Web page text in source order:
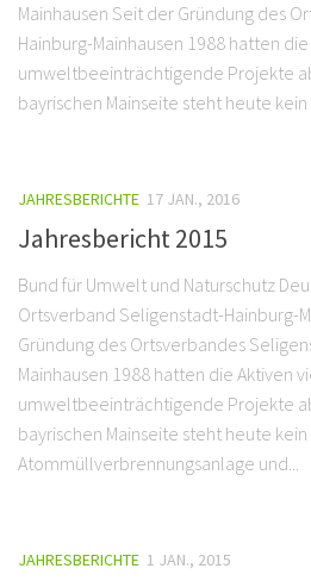
Mainhausen Seit der Gründung des
Hainburg-Mainhausen 1988 hatten
umweltbeeinträchtigende Projekte
bayrischen Mainseite steht heute
JAHRESBERICHTE 17 JAN., 2016
Jahresbericht 2015
Bund für Umwelt und Naturschutz
Ortsverband Seligenstadt-Hainburg-
Gründung des Ortsverbandes
Mainhausen 1988 hatten die Aktiven
umweltbeeinträchtigende Projekte
bayrischen Mainseite steht heute
Atommüllverbrennungsanlage und...
JAHRESBERICHTE 1 JAN., 2015